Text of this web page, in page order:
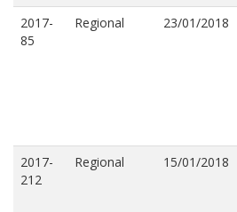
2017-
85
Regional 23/01/2018
2017-
212
Regional 15/01/2018